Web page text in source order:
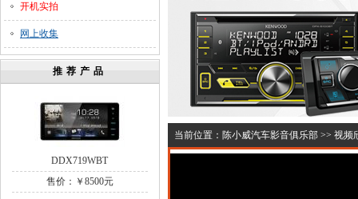
开机实拍
网上收集
推荐产品
DDX719WBT
售价：￥8500元
当前位置： 陈小威汽车影音俱乐部 >> 视频